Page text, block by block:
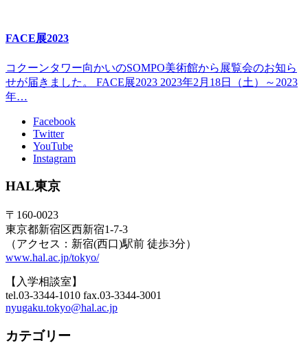
FACE展2023
コクーンタワー向かいのSOMPO美術館から展覧会のお知ら
せが届きました。 FACE展2023 2023年2月18日（土）～2023
年…
Facebook
Twitter
YouTube
Instagram
HAL東京
〒160-0023
東京都新宿区西新宿1-7-3
（アクセス：新宿(西口)駅前 徒歩3分）
www.hal.ac.jp/tokyo/
【入学相談室】
tel.03-3344-1010 fax.03-3344-3001
nyugaku.tokyo@hal.ac.jp
カテゴリー